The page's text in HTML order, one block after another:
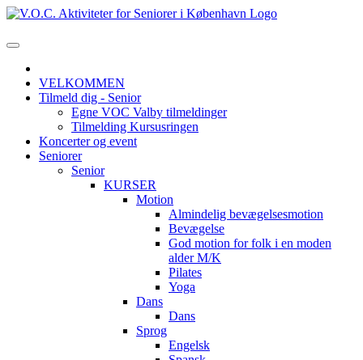
VELKOMMEN
Tilmeld dig - Senior
Egne VOC Valby tilmeldinger
Tilmelding Kursusringen
Koncerter og event
Seniorer
Senior
KURSER
Motion
Almindelig bevægelsesmotion
Bevægelse
God motion for folk i en moden
alder M/K
Pilates
Yoga
Dans
Dans
Sprog
Engelsk